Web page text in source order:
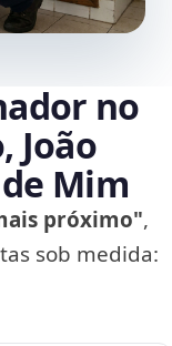
no
João
Mim
próximo",
sob medida: